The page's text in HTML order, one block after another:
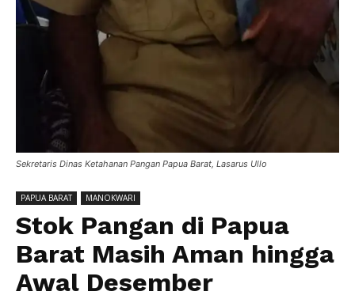
Sekretaris Dinas Ketahanan Pangan Papua Barat, Lasarus Ullo
PAPUA BARAT MANOKWARI
Stok Pangan di Papua
Barat Masih Aman hingga
Awal Desember